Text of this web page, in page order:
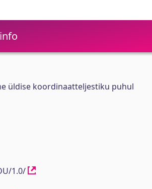
üldise koordinaatteljestiku puhul
1.0/